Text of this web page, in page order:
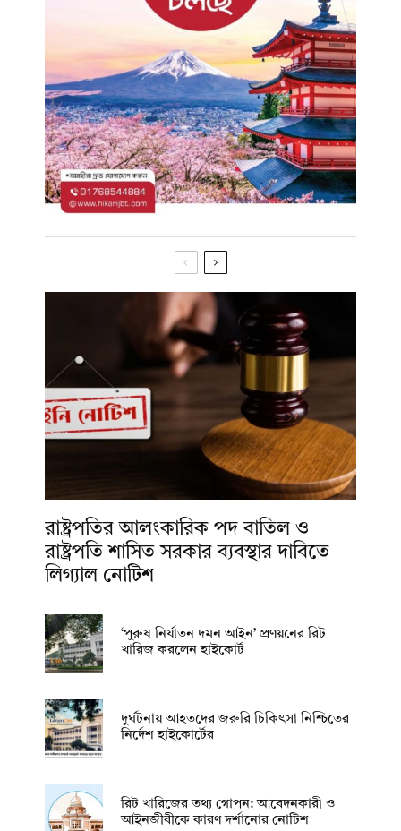
রাষ্ট্রপতির আলংকারিক পদ বাতিল ও
রাষ্ট্রপতি শাসিত সরকার ব্যবস্থার দাবিতে
লিগ্যাল নোটিশ
‘পুরুষ নির্যাতন দমন আইন’ প্রণয়নের রিট
খারিজ করলেন হাইকোর্ট
দুর্ঘটনায় আহতদের জরুরি চিকিৎসা নিশ্চিতের
নির্দেশ হাইকোর্টের
রিট খারিজের তথ্য গোপন: আবেদনকারী ও
আইনজীবীকে কারণ দর্শানোর নোটিশ